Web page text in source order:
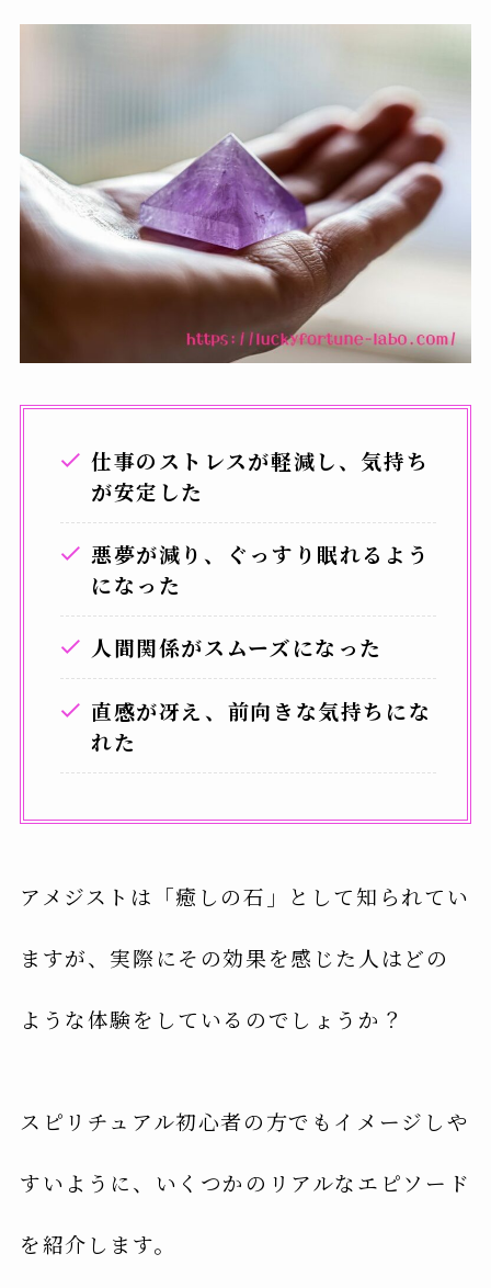
仕事のストレスが軽減し、気持ち
が安定した
悪夢が減り、ぐっすり眠れるよう
になった
人間関係がスムーズになった
直感が冴え、前向きな気持ちにな
れた
アメジストは「癒しの石」として知られてい
ますが、実際にその効果を感じた人はどの
ような体験をしているのでしょうか？
スピリチュアル初心者の方でもイメージしや
すいように、いくつかのリアルなエピソード
を紹介します。